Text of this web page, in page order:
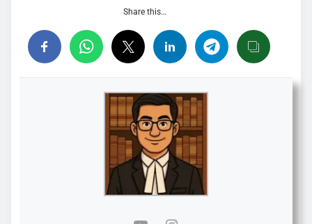
Share this…